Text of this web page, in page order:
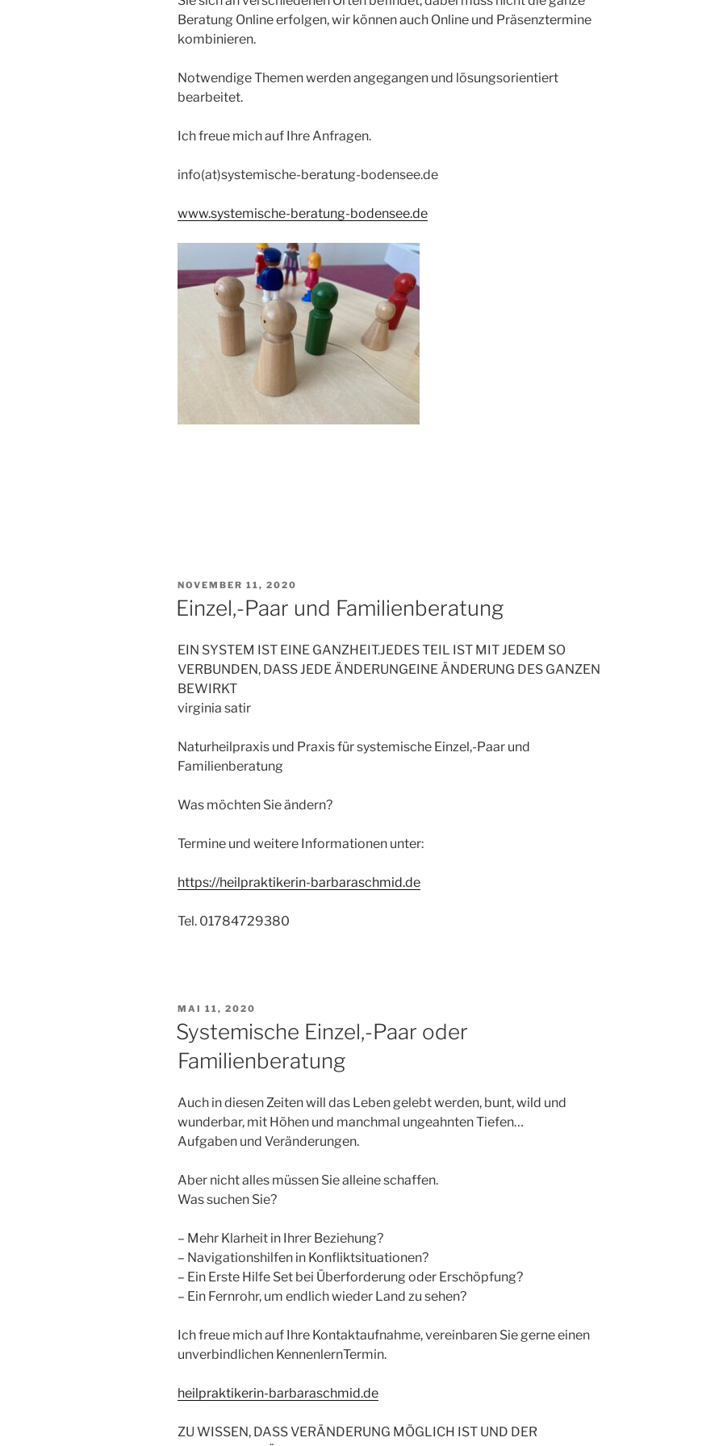
Beratung Online erfolgen, wir können auch Online und Präsenztermine
kombinieren.
Notwendige Themen werden angegangen und lösungsorientiert
bearbeitet.
Ich freue mich auf Ihre Anfragen.
info(at)systemische-beratung-bodensee.de
www.systemische-beratung-bodensee.de
VERÖFFENTLICHT
NOVEMBER 11, 2020
Einzel,-Paar und Familienberatung
EIN SYSTEM IST EINE GANZHEIT.JEDES TEIL IST MIT JEDEM SO
VERBUNDEN, DASS JEDE ÄNDERUNGEINE ÄNDERUNG DES GANZEN
BEWIRKT
virginia satir
Naturheilpraxis und Praxis für systemische Einzel,-Paar und
Familienberatung
Was möchten Sie ändern?
Termine und weitere Informationen unter:
https://heilpraktikerin-barbaraschmid.de
Tel. 01784729380
VERÖFFENTLICHT
AM
MAI 11, 2020
Systemische Einzel,-Paar oder
Familienberatung
Auch in diesen Zeiten will das Leben gelebt werden, bunt, wild und
wunderbar, mit Höhen und manchmal ungeahnten Tiefen…
Aufgaben und Veränderungen.
Aber nicht alles müssen Sie alleine schaffen.
Was suchen Sie?
– Mehr Klarheit in Ihrer Beziehung?
– Navigationshilfen in Konfliktsituationen?
– Ein Erste Hilfe Set bei Überforderung oder Erschöpfung?
– Ein Fernrohr, um endlich wieder Land zu sehen?
Ich freue mich auf Ihre Kontaktaufnahme, vereinbaren Sie gerne einen
unverbindlichen KennenlernTermin.
heilpraktikerin-barbaraschmid.de
ZU WISSEN, DASS VERÄNDERUNG MÖGLICH IST UND DER